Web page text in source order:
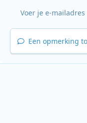
Een opmerking